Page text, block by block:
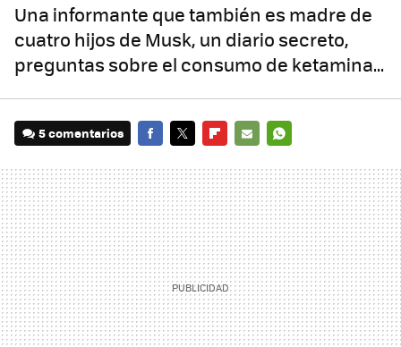
Una informante que también es madre de
cuatro hijos de Musk, un diario secreto,
preguntas sobre el consumo de ketamina...
5 comentarios
MAIL